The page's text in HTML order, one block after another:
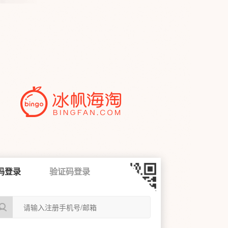
登录 验证码登录